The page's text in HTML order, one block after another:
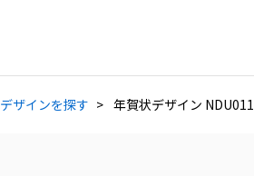
デザインを探す 年賀状デザイン NDU011